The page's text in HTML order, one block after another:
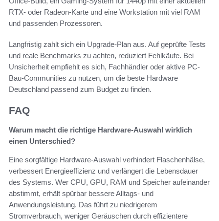
RTX- oder Radeon-Karte und eine Workstation mit viel RAM
und passenden Prozessoren.
Langfristig zahlt sich ein Upgrade-Plan aus. Auf geprüfte Tests
und reale Benchmarks zu achten, reduziert Fehlkäufe. Bei
Unsicherheit empfiehlt es sich, Fachhändler oder aktive PC-
Bau-Communities zu nutzen, um die beste Hardware
Deutschland passend zum Budget zu finden.
FAQ
Warum macht die richtige Hardware-Auswahl wirklich
einen Unterschied?
Eine sorgfältige Hardware-Auswahl verhindert Flaschenhälse,
verbessert Energieeffizienz und verlängert die Lebensdauer
des Systems. Wer CPU, GPU, RAM und Speicher aufeinander
abstimmt, erhält spürbar bessere Alltags- und
Anwendungsleistung. Das führt zu niedrigerem
Stromverbrauch, weniger Geräuschen durch effizientere